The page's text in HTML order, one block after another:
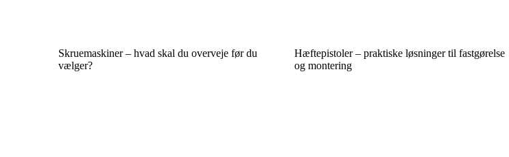
Skruemaskiner – hvad skal du overveje før du
vælger?
Hæftepistoler – praktiske løsninger til fastgørelse
og montering